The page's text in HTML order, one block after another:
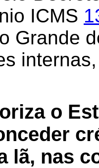
ICMS
Grande
o
lã, nas